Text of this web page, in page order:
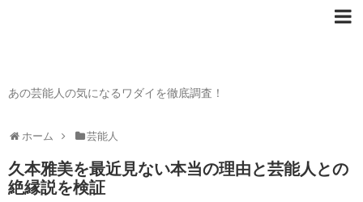
あの芸能人の気になるワダイを徹底調査！
ホーム 芸能人
久本雅美を最近見ない本当の理由と芸能人との
絶縁説を検証